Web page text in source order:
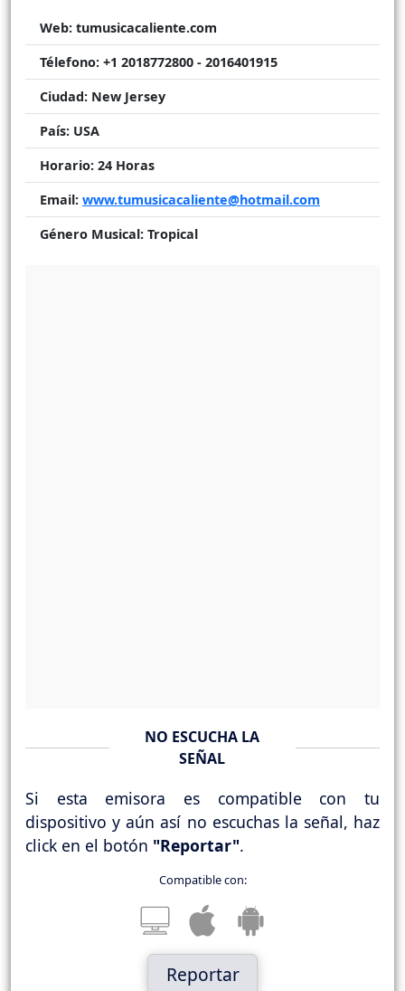
Web: tumusicacaliente.com
Télefono: +1 2018772800 - 2016401915
Ciudad: New Jersey
País: USA
Horario: 24 Horas
Email: www.tumusicacaliente@hotmail.com
Género Musical: Tropical
NO ESCUCHA LA
SEÑAL
Si esta emisora es compatible con tu
dispositivo y aún así no escuchas la señal, haz
click en el botón "Reportar".
Compatible con:
Reportar